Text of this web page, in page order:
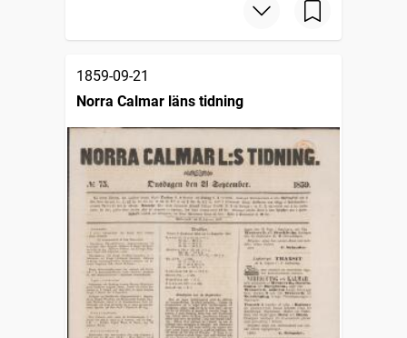
1859-09-21
Norra Calmar läns tidning